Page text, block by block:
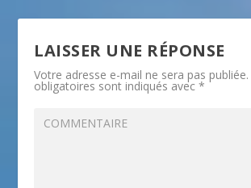
LAISSER UNE RÉPONSE
Votre adresse e-mail ne sera pas publiée.
obligatoires sont indiqués avec*